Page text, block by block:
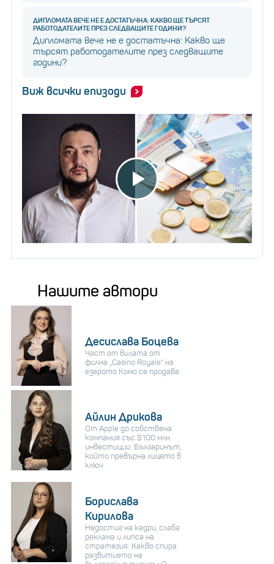
ДИПЛОМАТА ВЕЧЕ НЕ Е ДОСТАТЪЧНА: КАКВО ЩЕ ТЪРСЯТ
РАБОТОДАТЕЛИТЕ ПРЕЗ СЛЕДВАЩИТЕ ГОДИНИ?
Дипломата вече не е достатъчна: Какво ще
търсят работодателите през следващите
години?
Виж всички епизоди
Нашите автори
Десислава Боцева
Част от вилата от
филма „Casino Royale“ на
езерото Комо се продава
Айлин Дрикова
От Apple до собствена
компания със $100 млн.
инвестиции: Българинът,
който превърна лицето в
ключ
Борислава
Кирилова
Недостиг на кадри, слаба
реклама и липса на
стратегия: Какво спира
развитието на